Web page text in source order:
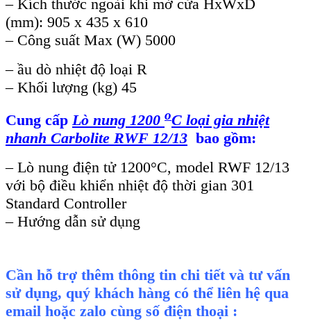
– Kích thước ngoài khi mở cửa HxWxD
(mm): 905 x 435 x 610
– Công suất Max (W) 5000
– ầu dò nhiệt độ loại R
– Khối lượng (kg) 45
Cung cấp Lò nung 1200 oC loại gia nhiệt
nhanh Carbolite RWF 12/13 bao gồm:
– Lò nung điện tử 1200°C, model RWF 12/13
với bộ điều khiển nhiệt độ thời gian 301
Standard Controller
– Hướng dẫn sử dụng
Cần hỗ trợ thêm thông tin chi tiết và tư vấn
sử dụng, quý khách hàng có thể liên hệ qua
email hoặc zalo cùng số điện thoại :